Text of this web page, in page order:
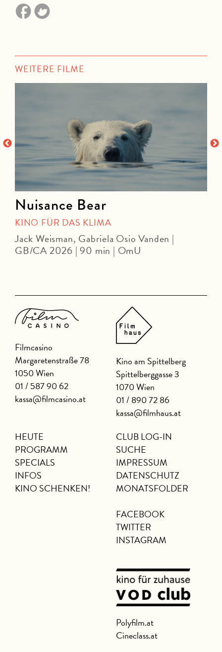
WEITERE FILME
Nuisance Bear
KINO FÜR DAS KLIMA
Jack Weisman, Gabriela Osio Vanden |
GB/CA 2026 | 90 min | OmU
Filmcasino
Margaretenstraße 78
1050 Wien
01 / 587 90 62
kassa@filmcasino.at
Kino am Spittelberg
Spittelberggasse 3
1070 Wien
01 / 890 72 86
kassa@filmhaus.at
HEUTE
PROGRAMM
SPECIALS
INFOS
KINO SCHENKEN!
CLUB LOG-IN
SUCHE
IMPRESSUM
DATENSCHUTZ
MONATSFOLDER
FACEBOOK
TWITTER
INSTAGRAM
Polyfilm.at
Cineclass.at